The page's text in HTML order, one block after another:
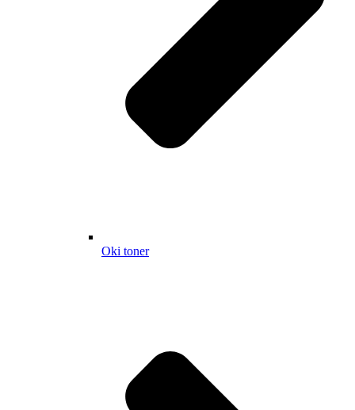
Oki toner